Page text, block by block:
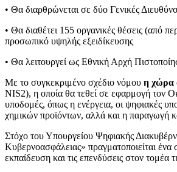
• Θα διαρθρώνεται σε δύο Γενικές
• Θα διαθέτει 155 οργανικές θέσεις (από
προσωπικό υψηλής εξειδίκευσης
• Θα λειτουργεί ως Εθνική Αρχή
Με το συγκεκριμένο σχέδιο νόμου η χώρα
NIS2), η οποία θα τεθεί σε εφαρμογή τον
υποδομές, όπως η ενέργεια, οι ψηφιακές
χημικών προϊόντων, αλλά και η παραγωγή
Στόχο του Υπουργείου Ψηφιακής
Κυβερνοασφάλειας» πραγματοποιείται
εκπαίδευση και τις επενδύσεις στον τομέα